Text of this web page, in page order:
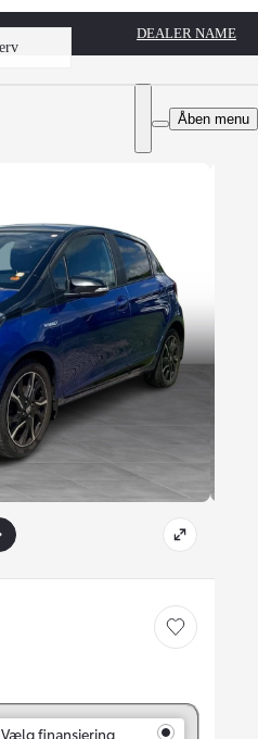
DEALER NAME
Åben menu
Gem bil
Vælg finansiering